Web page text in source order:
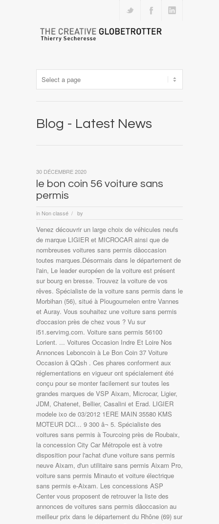
Blog - Latest News
le bon coin 56 voiture sans
permis
in Non classé / by
30 DÉCEMBRE 2020
Venez découvrir un large choix de véhicules neufs
de marque LIGIER et MICROCAR ainsi que de
nombreuses voitures sans permis dâoccasion
toutes marques.Désormais dans le département de
l'ain, Le leader européen de la voiture est présent
sur bourg en bresse. Trouvez la voiture de vos
rêves. Spécialiste de la voiture sans permis dans le
Morbihan (56), situé à Plougoumelen entre Vannes
et Auray. Vous souhaitez une voiture sans permis
d'occasion près de chez vous ? Vu sur
i51.servimg.com. Voiture sans permis 56100
Lorient. ... Voitures Occasion Indre Et Loire Nos
Annonces Leboncoin à Le Bon Coin 37 Voiture
Occasion â QQsh . Ces phares conforment aux
réglementations en vigueur ont spécialement été
conçu pour se monter facilement sur toutes les
grandes marques de VSP Aixam, Microcar, Ligier,
JDM, Chatenet, Bellier, Casalini et Erad. LIGIER
modele ixo de 03/2012 1ERE MAIN 35580 KMS
MOTEUR DCI... 9 300 â¬ 5. Spécialiste des
voitures sans permis à Tourcoing près de Roubaix,
la concession City Car Métropole est à votre
disposition pour l'achat d'une voiture sans permis
neuve Aixam, d'un utilitaire sans permis Aixam Pro,
voiture sans permis Minauto et voiture électrique
sans permis e-Aixam. Les concessions ASP
Center vous proposent de retrouver la liste des
annonces de voitures sans permis dâoccasion au
meilleur prix dans le département du Rhône (69) sur